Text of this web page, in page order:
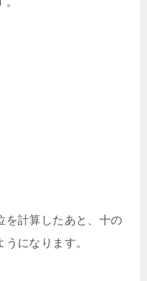
を計算したあと、十の
になります。